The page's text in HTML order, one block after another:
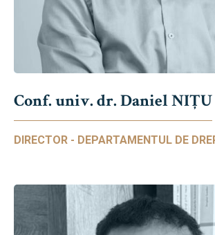
Conf. univ. dr. Daniel NIŢU
DIRECTOR - DEPARTAMENTUL DE